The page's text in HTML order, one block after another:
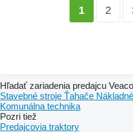
1 2
Hľadať zariadenia predajcu
Stavebné stroje Ťahače
Komunálna technika
Pozri tiež
Predajcovia traktory